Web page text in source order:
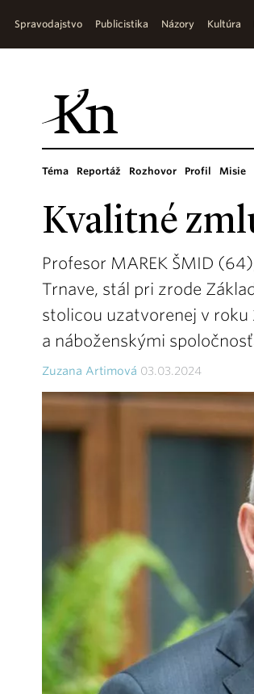
Spravodajstvo Publicistika Názory Kultúra
Téma Reportáž Rozhovor Profil Misie
Kvalitné
Profesor MAREK ŠMID
Trnave, stál pri zrode
stolicou uzatvorenej v
a náboženskými
Zuzana Artimová 03.03.2024